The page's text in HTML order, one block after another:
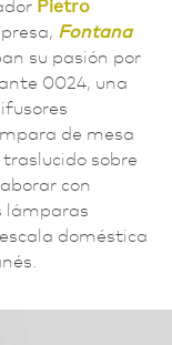
Pietro
Fontana
su pasión por
0024, una
de mesa
sobre
con
lámparas
doméstica